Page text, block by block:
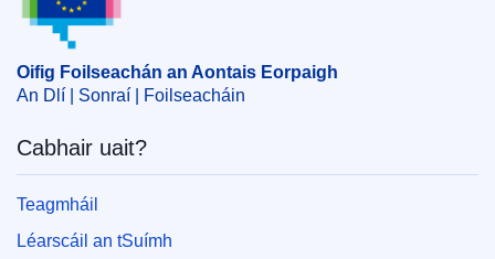
slabhra bia
PDF
Released on EU publications website:
Oifig Foilseachán an Aontais Eorpaigh
An Dlí | Sonraí | Foilseacháin
Cabhair uait?
Teagmháil
Léarscáil an tSuímh